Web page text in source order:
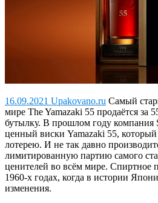
16.09.2021 Upakovano.ru Самый
мире The Yamazaki 55 продаётся за
бутылку. В прошлом году компания
ценный виски Yamazaki 55,
лотерею. И не так давно
лимитированную партию самого
ценителей во всём мире. Спиртное
1960-х годах, когда в истории
изменения.